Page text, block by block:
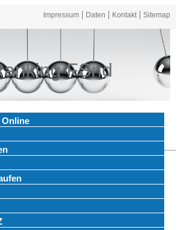
Impressum Daten Kontakt Sitemap
FSnd
Online